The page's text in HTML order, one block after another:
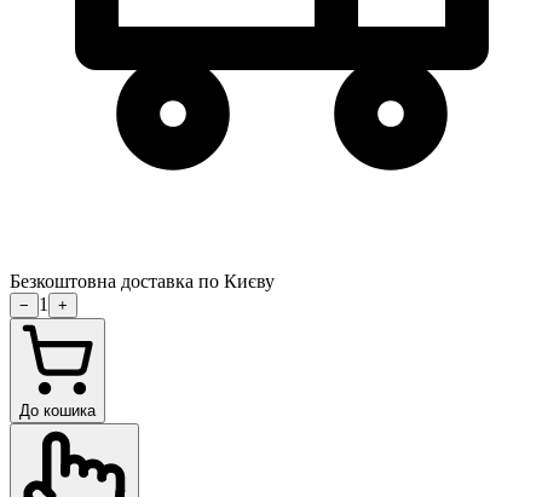
Безкоштовна доставка по Києву
− 1 +
До кошика